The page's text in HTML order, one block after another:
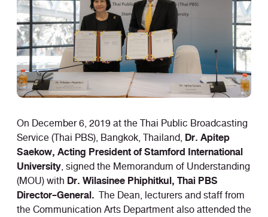
On December 6, 2019 at the Thai Public Broadcasting
Service (Thai PBS), Bangkok, Thailand,Dr. Apitep
Saekow, Acting President of Stamford International
University, signed the Memorandum of Understanding
(MOU) with Dr. Wilasinee Phiphitkul, Thai PBS
Director-General. The Dean, lecturers and staff from
the Communication Arts Department also attended the